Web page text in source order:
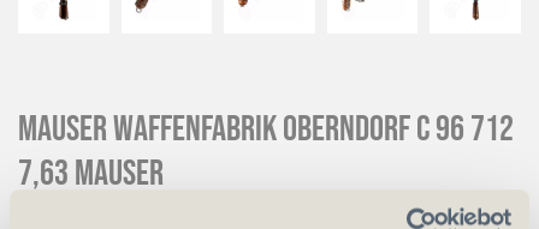
MAUSER Waffenfabrik Oberndorf C 96 712
7,63 Mauser